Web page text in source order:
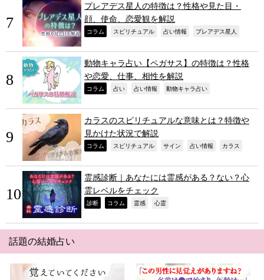
プレアデス星人の特徴は？性格や見た目・
顔、使命、恋愛観を解説
コラム スピリチュアル 占い情報 プレアデス星人
動物キャラ占い【ペガサス】の特徴は？性格
や恋愛、仕事、相性を解説
コラム 占い 占い情報 動物キャラ占い
カラスのスピリチュアルな意味とは？特徴や
見かけた状況で解説
コラム スピリチュアル サイン 占い情報 カラス
霊感診断｜あなたには霊感がある？ない？心
霊レベルをチェック
診断 コラム 霊感 心霊
話題の結婚占い